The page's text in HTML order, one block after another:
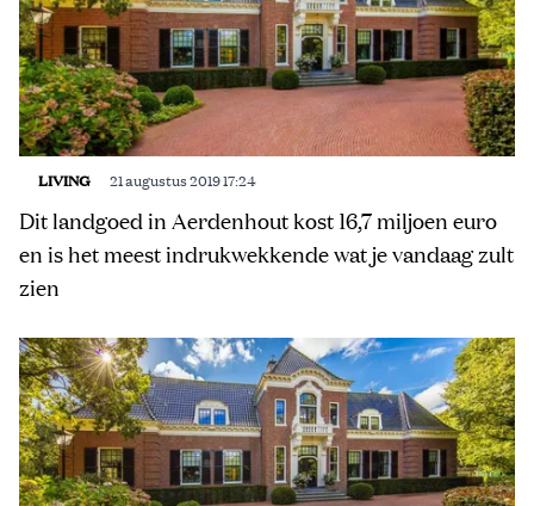
LIVING 21 augustus 2019 17:24
Dit landgoed in Aerdenhout kost 16,7 miljoen euro
en is het meest indrukwekkende wat je vandaag zult
zien